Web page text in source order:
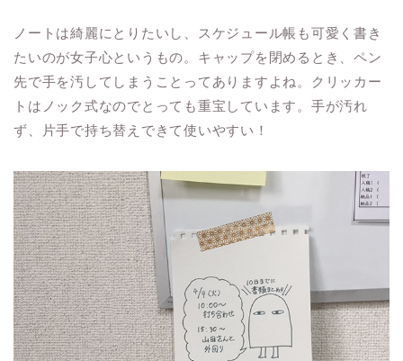
ノートは綺麗にとりたいし、スケジュール帳も可愛く書き
たいのが女子心というもの。キャップを閉めるとき、ペン
先で手を汚してしまうことってありますよね。クリッカー
トはノック式なのでとっても重宝しています。手が汚れ
ず、片手で持ち替えできて使いやすい！